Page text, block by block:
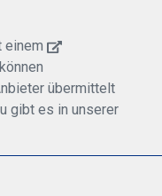
einem
übermittelt
gibt es in unserer